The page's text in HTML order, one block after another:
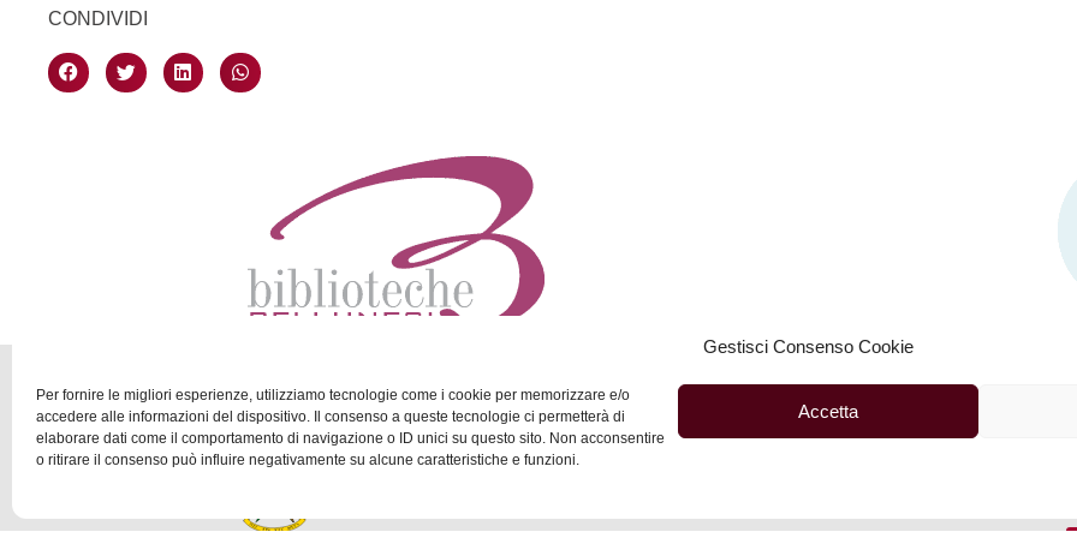
Gestisci Consenso Cookie
Per fornire le migliori esperienze, utilizziamo tecnologie come i cookie per memorizzare e/o
accedere alle informazioni del dispositivo. Il consenso a queste tecnologie ci permetterà di
elaborare dati come il comportamento di navigazione o ID unici su questo sito. Non acconsentire
o ritirare il consenso può influire negativamente su alcune caratteristiche e funzioni.
Accetta
CONDIVIDI
SEGUICI SU